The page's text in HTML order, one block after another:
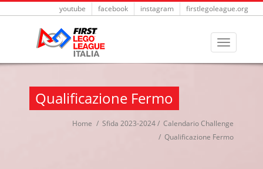
youtube facebook instagram firstlegoleague.org
Qualificazione Fermo
Home Sfida 2023-2024
Calendario Challenge
Qualificazione Fermo